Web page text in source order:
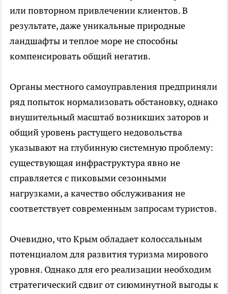
или повторном привлечении клиентов. В
результате, даже уникальные природные
ландшафты и теплое море не способны
компенсировать общий негатив.
Органы местного самоуправления предприняли
ряд попыток нормализовать обстановку, однако
внушительный масштаб возникших заторов и
общий уровень растущего недовольства
указывают на глубинную системную проблему:
существующая инфраструктура явно не
справляется с пиковыми сезонными
нагрузками, а качество обслуживания не
соответствует современным запросам туристов.
Очевидно, что Крым обладает колоссальным
потенциалом для развития туризма мирового
уровня. Однако для его реализации необходим
стратегический сдвиг от сиюминутной выгоды к